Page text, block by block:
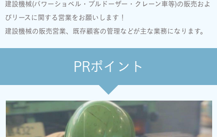
建設機械(パワーショベル・ブルドーザー・クレーン車等)の販売およ
びリースに関する営業をお願いします！
建設機械の販売営業、既存顧客の管理などが主な業務になります。
PRポイント